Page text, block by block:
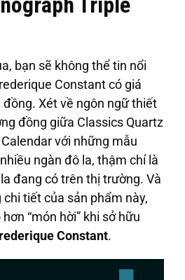
bạn sẽ không thể tin nổi
Constant có giá
đồng. Xét về ngôn ngữ thiết
đồng giữa Classics Quartz
với những mẫu
ngàn đô la, thậm chí là
đang có trên thị trường. Và
tiết của sản phẩm này,
“món hời” khi sở hữu
Constant.